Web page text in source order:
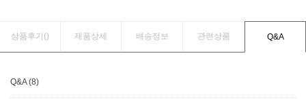
상품후기() 제품상세 배송정보 관련상품 Q&A
Q&A (8)